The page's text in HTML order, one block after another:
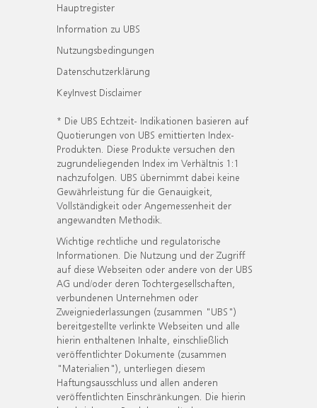
Hauptregister
Information zu UBS
Nutzungsbedingungen
Datenschutzerklärung
KeyInvest Disclaimer
* Die UBS Echtzeit- Indikationen basieren auf
Quotierungen von UBS emittierten Index-
Produkten. Diese Produkte versuchen den
zugrundeliegenden Index im Verhältnis 1:1
nachzufolgen. UBS übernimmt dabei keine
Gewährleistung für die Genauigkeit,
Vollständigkeit oder Angemessenheit der
angewandten Methodik.
Wichtige rechtliche und regulatorische
Informationen. Die Nutzung und der Zugriff
auf diese Webseiten oder andere von der UBS
AG und/oder deren Tochtergesellschaften,
verbundenen Unternehmen oder
Zweigniederlassungen (zusammen "UBS")
bereitgestellte verlinkte Webseiten und alle
hierin enthaltenen Inhalte, einschließlich
veröffentlichter Dokumente (zusammen
"Materialien"), unterliegen diesem
Haftungsausschluss und allen anderen
veröffentlichten Einschränkungen. Die hierin